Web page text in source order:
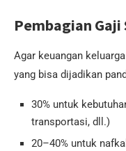
Pembagian
Agar keuangan
yang bisa dijadikan
30% untuk
transportasi, dll.)
20–40% untuk